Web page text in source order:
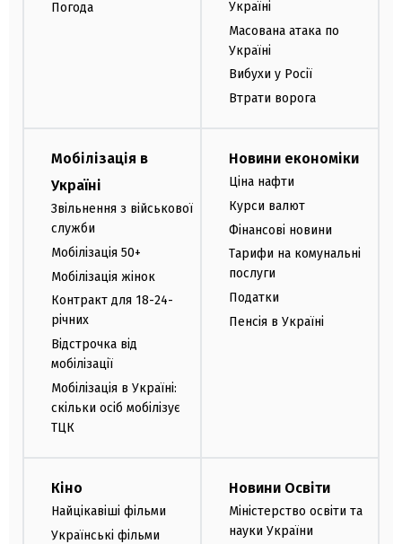
Погода
Україні
Масована атака по
Україні
Вибухи у Росії
Втрати ворога
Мобілізація в
Україні
Звільнення з військової
служби
Мобілізація 50+
Мобілізація жінок
Контракт для 18-24-
річних
Відстрочка від
мобілізації
Мобілізація в Україні:
скільки осіб мобілізує
ТЦК
Новини економіки
Ціна нафти
Курси валют
Фінансові новини
Тарифи на комунальні
послуги
Податки
Пенсія в Україні
Кіно
Найцікавіші фільми
Українські фільми
Новини Освіти
Міністерство освіти та
науки України